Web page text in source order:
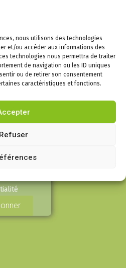
nous utilisons des technologies
et/ou accéder aux informations des
technologies nous permettra de traiter
de navigation ou les ID uniques
ou de retirer son consentement
caractéristiques et fonctions.
Refuser
9h à 12h
–
informés!